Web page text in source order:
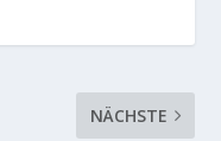
NÄCHSTE